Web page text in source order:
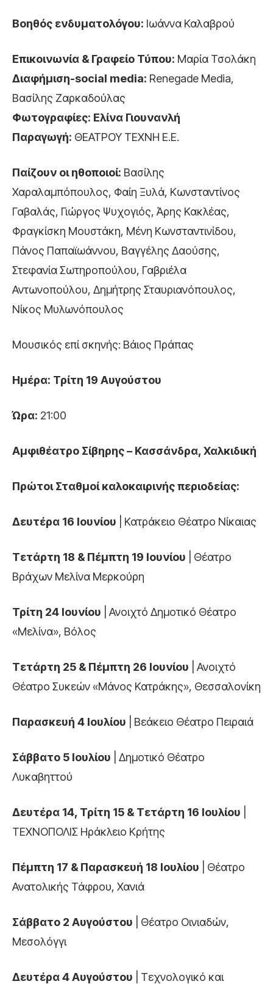
Βοηθός ενδυματολόγου: Ιωάννα Καλαβρού
Επικοινωνία & Γραφείο Τύπου: Μαρία Τσολάκη
Διαφήμιση-social media: Renegade Media,
Βασίλης Ζαρκαδούλας
Φωτογραφίες: Ελίνα Γιουνανλή
Παραγωγή: ΘΕΑΤΡΟΥ ΤΕΧΝΗ Ε.Ε.
Παίζουν οι ηθοποιοί: Βασίλης
Χαραλαμπόπουλος, Φαίη Ξυλά, Κωνσταντίνος
Γαβαλάς, Γιώργος Ψυχογιός, Άρης Κακλέας,
Φραγκίσκη Μουστάκη, Μένη Κωνσταντινίδου,
Πάνος Παπαϊωάννου, Βαγγέλης Δαούσης,
Στεφανία Σωτηροπούλου, Γαβριέλα
Αντωνοπούλου, Δημήτρης Σταυριανόπουλος,
Νίκος Μυλωνόπουλος
Μουσικός επί σκηνής: Βάιος Πράπας
Ημέρα: Τρίτη 19 Αυγούστου
Ώρα: 21:00
Αμφιθέατρο Σίβηρης – Κασσάνδρα, Χαλκιδική
Πρώτοι Σταθμοί καλοκαιρινής περιοδείας:
Δευτέρα 16 Ιουνίου | Κατράκειο Θέατρο Νίκαιας
Τετάρτη 18 & Πέμπτη 19 Ιουνίου
| Θέατρο
Βράχων Μελίνα Μερκούρη
Τρίτη 24 Ιουνίου | Ανοιχτό Δημοτικό Θέατρο
«Μελίνα», Βόλος
Τετάρτη 25 & Πέμπτη 26 Ιουνίου | Ανοιχτό
Θέατρο Συκεών «Μάνος Κατράκης», Θεσσαλονίκη
Παρασκευή 4 Ιουλίου | Βεάκειο Θέατρο Πειραιά
Σάββατο 5 Ιουλίου | Δημοτικό Θέατρο
Λυκαβηττού
Δευτέρα 14, Τρίτη 15 & Τετάρτη 16 Ιουλίου
ΤΕΧΝΟΠΟΛΙΣ Ηράκλειο Κρήτης
Πέμπτη 17 & Παρασκευή 18 Ιουλίου | Θέατρο
Ανατολικής Τάφρου, Χανιά
Σάββατο 2 Αυγούστου | Θέατρο Οινιαδών,
Μεσολόγγι
Δευτέρα 4 Αυγούστου | Τεχνολογικό και